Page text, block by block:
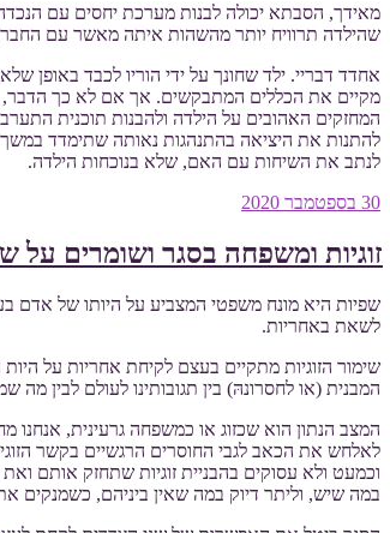
מאידך, הסבתא יכולה לבנות מערכת יחסים עם
שהילדה תרוויח יותר מהשהות איתה מאשר עם
אחדד דבריי. ילד שחונך על ידי הוריו לכבד
מקיים את הכללים המתבקשים. אך אם לא כך הדבר,
המחזקים האהובים על הילדה ולהבנות תוכנית
להתנות את היציאה בהתנהגות נאותה שתימדד
לנתב את השיחות עם האם, שלא בנוכחות הילדה.
פורסם
30 בספטמבר 2020
זוגיות ומשפחה בסגר ושומרים על
שפיות היא מונח משפטי המצביע על היותו של אדם
לשאת באחריות.
שימור הזוגיות מתקיים בעצם לקיחת אחריות על
המבנית (או לחסרונהּ) בין תגובותינו לעולם לבין מה
לאלחש את הכאב לגבי החוסרים הרגשיים בקשר
וכמעט ולא עסוקים בהבניית זוגיות שתחזק אותם
במה שיש, וליתר דיוק במה שאין ביניהם, כשמנקים